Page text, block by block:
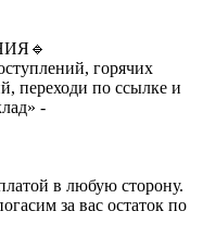
горячих
переходи по ссылке и
-
в любую сторону.
за вас остаток по